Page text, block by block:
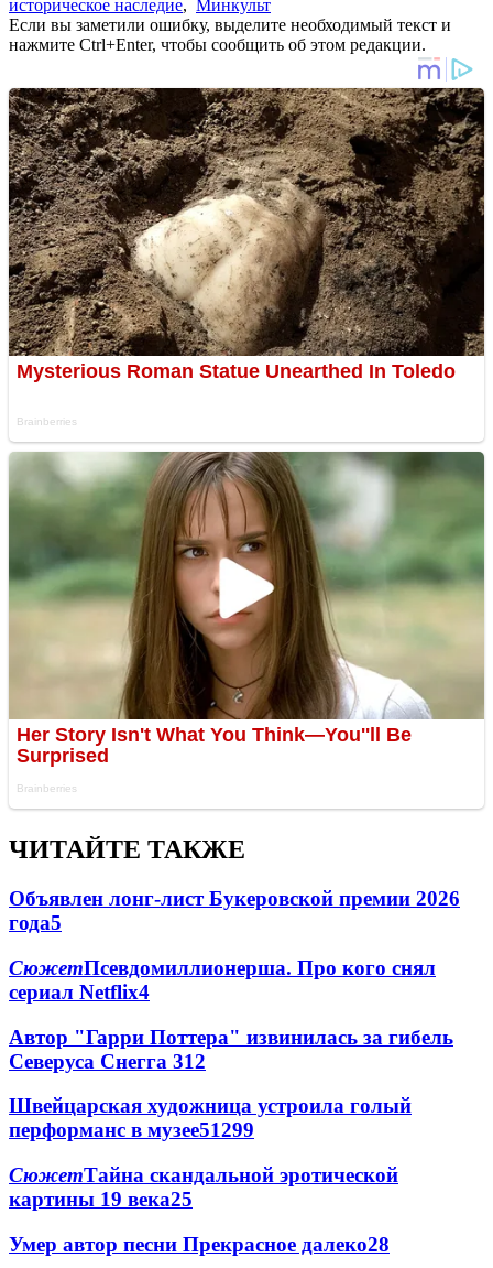
историческое наследие,
Минкульт
Если вы заметили ошибку, выделите необходимый текст и
нажмите Ctrl+Enter, чтобы сообщить об этом редакции.
ЧИТАЙТЕ ТАКЖЕ
Объявлен лонг-лист Букеровской премии 2026
года5
СюжетПсевдомиллионерша. Про кого снял
сериал Netflix4
Автор "Гарри Поттера" извинилась за гибель
Северуса Снегга 312
Швейцарская художница устроила голый
перформанс в музее51299
СюжетТайна скандальной эротической
картины 19 века25
Умер автор песни Прекрасное далеко28